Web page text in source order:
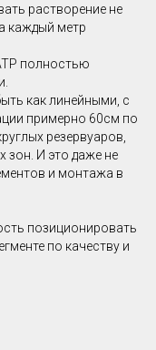
растворение не
каждый метр
полностью
как линейными, с
примерно 60см по
резервуаров,
зон. И это даже не
и монтажа в
позиционировать
по качеству и